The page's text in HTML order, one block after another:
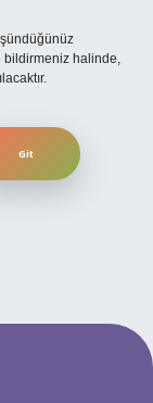
bildirmeniz halinde,